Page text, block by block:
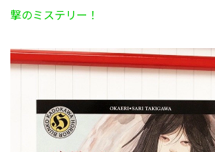
撃のミステリー！